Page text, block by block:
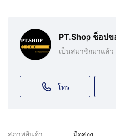
PT.Shop ช็อป
เป็นสมาชิกมาแล้ว
โทร
สภาพสินค้า
มือสอง